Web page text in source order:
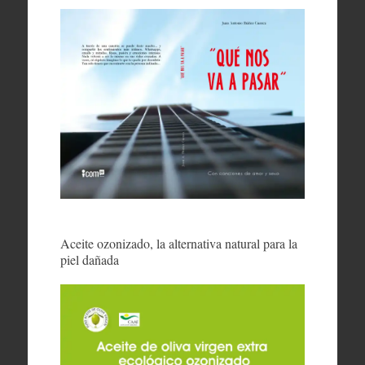
Aceite ozonizado, la alternativa natural para la
piel dañada